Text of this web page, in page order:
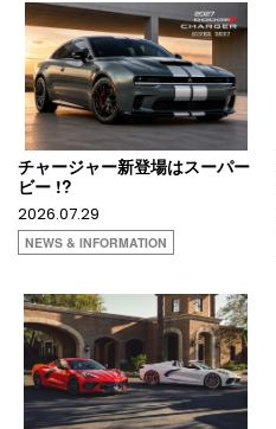
チャージャー新登場はスーパー
ビー !?
2026.07.29
NEWS & INFORMATION